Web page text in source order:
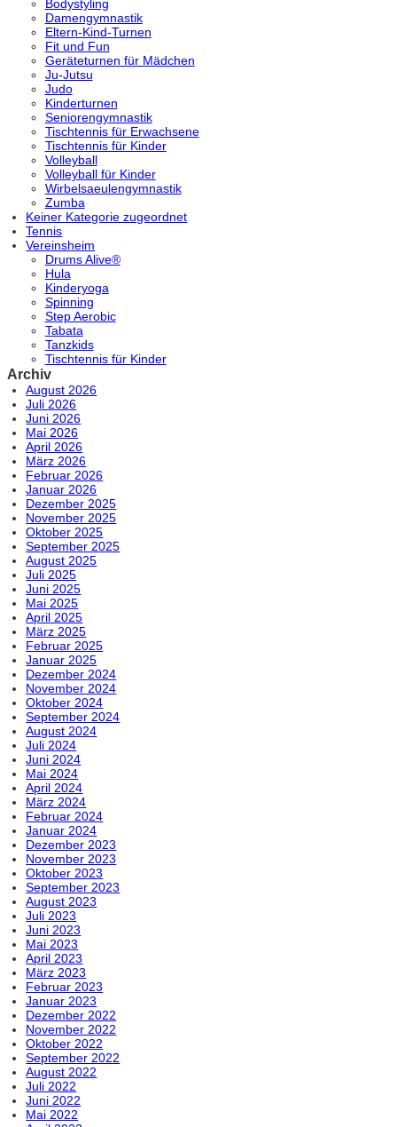
Bodystyling
Damengymnastik
Eltern-Kind-Turnen
Fit und Fun
Geräteturnen für Mädchen
Ju-Jutsu
Judo
Kinderturnen
Seniorengymnastik
Tischtennis für Erwachsene
Tischtennis für Kinder
Volleyball
Volleyball für Kinder
Wirbelsaeulengymnastik
Zumba
Keiner Kategorie zugeordnet
Tennis
Vereinsheim
Drums Alive®
Hula
Kinderyoga
Spinning
Step Aerobic
Tabata
Tanzkids
Tischtennis für Kinder
Archiv
August 2026
Juli 2026
Juni 2026
Mai 2026
April 2026
März 2026
Februar 2026
Januar 2026
Dezember 2025
November 2025
Oktober 2025
September 2025
August 2025
Juli 2025
Juni 2025
Mai 2025
April 2025
März 2025
Februar 2025
Januar 2025
Dezember 2024
November 2024
Oktober 2024
September 2024
August 2024
Juli 2024
Juni 2024
Mai 2024
April 2024
März 2024
Februar 2024
Januar 2024
Dezember 2023
November 2023
Oktober 2023
September 2023
August 2023
Juli 2023
Juni 2023
Mai 2023
April 2023
März 2023
Februar 2023
Januar 2023
Dezember 2022
November 2022
Oktober 2022
September 2022
August 2022
Juli 2022
Juni 2022
Mai 2022